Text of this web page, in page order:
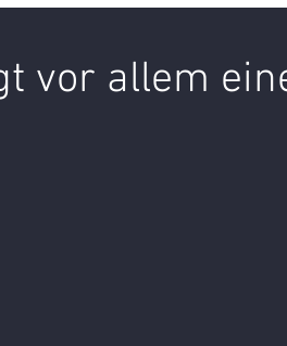
vor allem